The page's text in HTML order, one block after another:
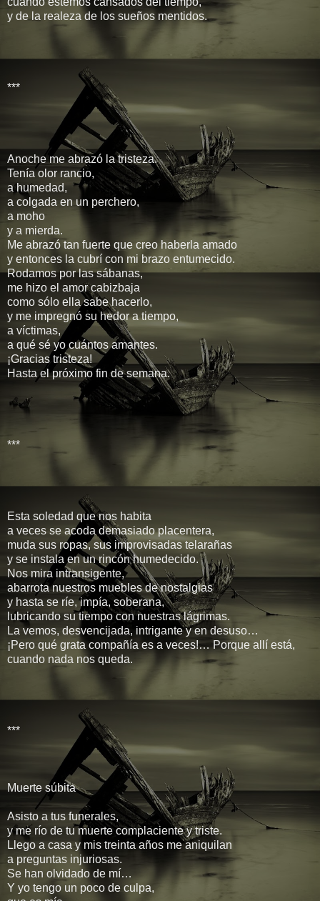
y de la realeza de los sueños mentidos.
***
Anoche me abrazó la tristeza.
Tenía olor rancio,
a humedad,
a colgada en un perchero,
a moho
y a mierda.
Me abrazó tan fuerte que creo haberla amado
y entonces la cubrí con mi brazo entumecido.
Rodamos por las sábanas,
me hizo el amor cabizbaja
como sólo ella sabe hacerlo,
y me impregnó su hedor a tiempo,
a víctimas,
a qué sé yo cuántos amantes.
¡Gracias tristeza!
Hasta el próximo fin de semana.
***
Esta soledad que nos habita
a veces se acoda demasiado placentera,
muda sus ropas, sus improvisadas telarañas
y se instala en un rincón humedecido.
Nos mira intransigente,
abarrota nuestros muebles de nostalgias
y hasta se ríe, impía, soberana,
lubricando su tiempo con nuestras lágrimas.
La vemos, desvencijada, intrigante y en desuso…
¡Pero qué grata compañía es a veces!… Porque allí está,
cuando nada nos queda.
***
Muerte súbita
Asisto a tus funerales,
y me río de tu muerte complaciente y triste.
Llego a casa y mis treinta años me aniquilan
a preguntas injuriosas.
Se han olvidado de mí…
Y yo tengo un poco de culpa,